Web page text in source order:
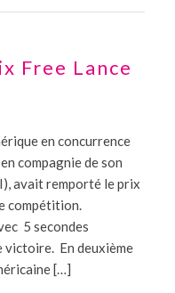
Free Lance
en concurrence
compagnie de son
avait remporté le prix
compétition.
5 secondes
victoire. En deuxième
[…]